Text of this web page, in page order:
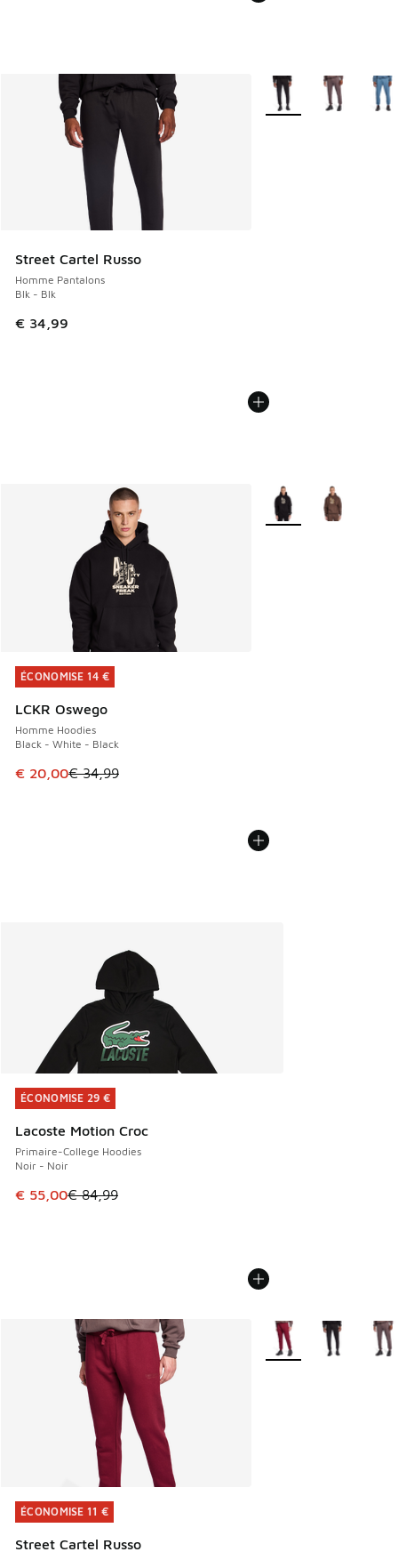
Street Cartel Russo
Homme Pantalons
Blk - Blk
€ 34,99
Plus de couleurs
ÉCONOMISE 14 €
LCKR Oswego
Homme Hoodies
Black - White - Black
Cet article est en promotion. Prix en baisse de € 34,99 à
€ 20,00€ 34,99
ÉCONOMISE 14 €
Plus de couleurs
ÉCONOMISE 29 €
Lacoste Motion Croc
Primaire-College Hoodies
Noir - Noir
Cet article est en promotion. Prix en baisse de € 84,99 à
€ 55,00€ 84,99
ÉCONOMISE 29 €
ÉCONOMISE 11 €
Street Cartel Russo
ÉCONOMISE 11 €
Plus de couleurs